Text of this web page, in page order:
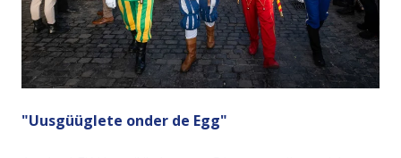
"Uusgüüglete onder de Egg"